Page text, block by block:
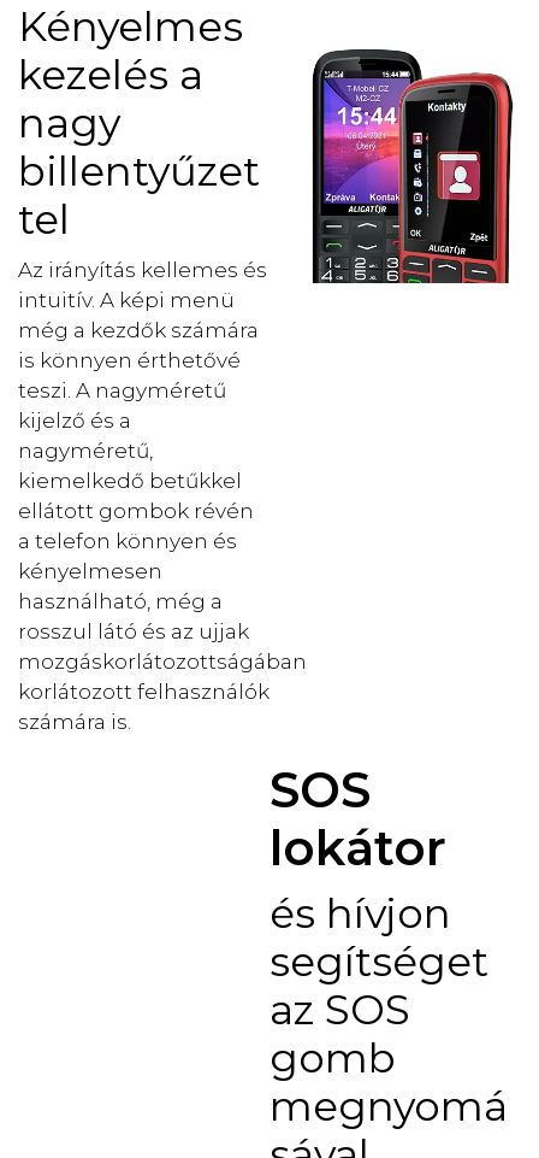
Kényelmes
kezelés a
nagy
billentyűzet
tel
Az irányítás kellemes és
intuitív. A képi menü
még a kezdők számára
is könnyen érthetővé
teszi. A nagyméretű
kijelző és a
nagyméretű,
kiemelkedő betűkkel
ellátott gombok révén
a telefon könnyen és
kényelmesen
használható, még a
rosszul látó és az ujjak
mozgáskorlátozottságában
korlátozott felhasználók
számára is.
SOS
lokátor
és hívjon
segítséget
az SOS
gomb
megnyomá